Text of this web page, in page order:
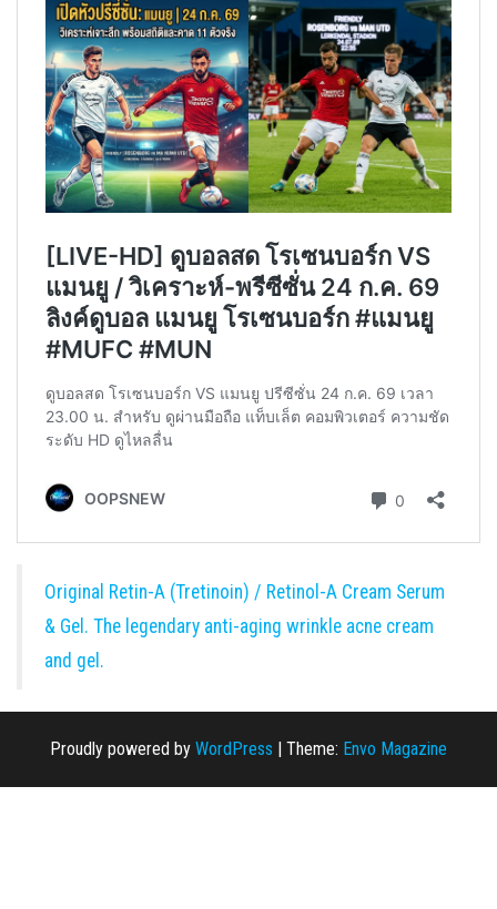
Original Retin-A (Tretinoin) / Retinol-A Cream Serum
& Gel. The legendary anti-aging wrinkle acne cream
and gel.
Proudly powered by WordPress Theme: Envo Magazine